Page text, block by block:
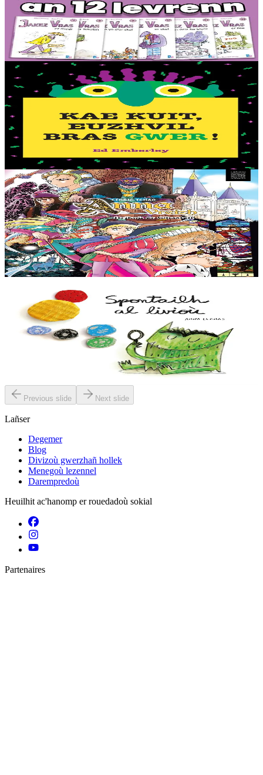
Ur rummad 12 istor bihan aes da lenn an-unan. Buhez pemdeziek
Jakez Vras, ur ramz tost d’ar vugale, kontet gant frazennoù berr ha
gant ur c’heriaoueg diazez....
Er stok44,00 €
2 vloaz hag ouzhpenn
TES
Kae kuit, Euzhvil bras gwer !
Petra en deus ur fri gwer-glazik, dent lemm gwenn, ha daoulagad
bras melen ? Euzhvil Bras Gwer an hini eo ! Arabat bezañ spontet
avat. Tro pajennoù didroc’het...
12,50 €
11 vloaz hag ouzhpenn
TES
Anna Vreizh - Itrikoù er C'hastell
Ur veaj-skol torr-penn adarre, a soñj Gael… Kastell an duged en
Naoned ? Torr-penn ne vo ket avat ! Kaset e vo ar paotr yaouank
dre an amzer gozh gant un teuz...
Er stok12,95 €
Spontailh al livioù
Spontailh al livioù ne oar ket petra a c’hoari gantañ. Graet en deus
meskaj gant e fromadennoù ha bremañ e rank dibunañ ar gudenn a
Previous slide Next slide
Lañser
Degemer
Blog
Divizoù gwerzhañ hollek
Menegoù lezennel
Darempredoù
Heuilhit ac'hanomp er rouedadoù sokial
Partenaires